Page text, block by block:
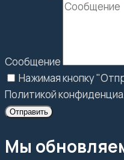
Сообщение
Нажимая кнопку
Политикой
Отправить
Мы